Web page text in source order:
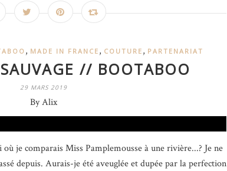
, MADE IN FRANCE , COUTURE , PARTENARIAT
// BOOTABOO
29 MARS 2019
By Alix
je comparais Miss Pamplemousse à une rivière...? Je ne
depuis. Aurais-je été aveuglée et dupée par la perfection